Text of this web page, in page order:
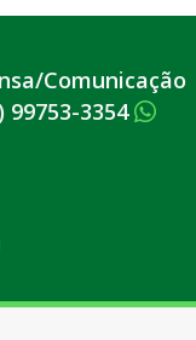
Comunicação
99753-3354